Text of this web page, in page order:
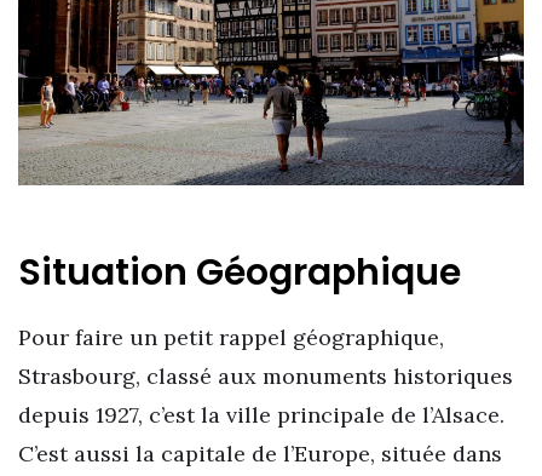
Situation Géographique
Pour faire un petit rappel géographique,
Strasbourg, classé aux monuments historiques
depuis 1927, c’est la ville principale de l’Alsace.
C’est aussi la capitale de l’Europe, située dans